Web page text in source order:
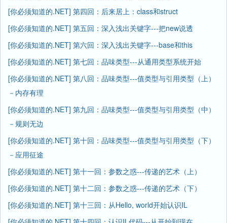
[你必须知道的.NET] 第四回：后来居上：class和struct
[你必须知道的.NET] 第五回：深入浅出关键字---把new说透
[你必须知道的.NET] 第六回：深入浅出关键字---base和this
[你必须知道的.NET] 第七回：品味类型---从通用类型系统开始
[你必须知道的.NET] 第八回：品味类型---值类型与引用类型（上）
－内存有理
[你必须知道的.NET] 第九回：品味类型---值类型与引用类型（中）
－规则无边
[你必须知道的.NET] 第十回：品味类型---值类型与引用类型（下）
－应用征途
[你必须知道的.NET] 第十一回：参数之惑---传递的艺术（上）
[你必须知道的.NET] 第十二回：参数之惑---传递的艺术（下）
[你必须知道的.NET] 第十三回：从Hello, world开始认识IL